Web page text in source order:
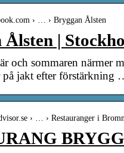
› … › Bryggan Ålsten
|
och sommaren närmer
jakt efter förstärkning
› … › Restauranger i